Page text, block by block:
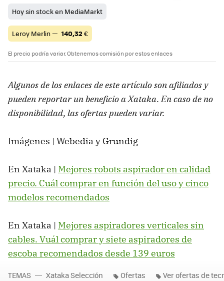
Hoy sin stock en MediaMarkt
Leroy Merlin — 140,32 €
El precio podría variar. Obtenemos comisión por estos enlaces
Algunos de los enlaces de este artículo son afiliados y
pueden reportar un beneficio a Xataka. En caso de no
disponibilidad, las ofertas pueden variar.
Imágenes | Webedia y Grundig
En Xataka | Mejores robots aspirador en calidad
precio. Cuál comprar en función del uso y cinco
modelos recomendados
En Xataka | Mejores aspiradores verticales sin
cables. Vuál comprar y siete aspiradores de
escoba recomendados desde 139 euros
TEMAS Xataka Selección Ofertas Ver ofertas de